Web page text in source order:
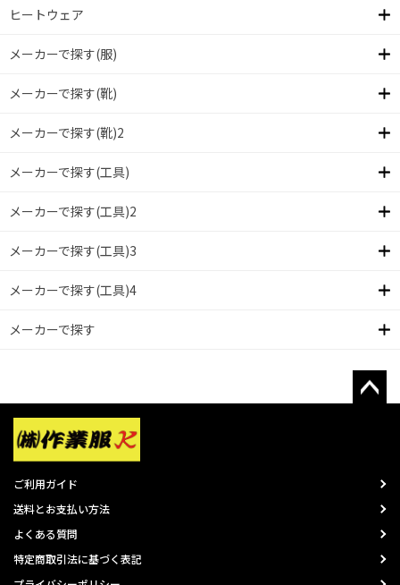
ヒートウェア
メーカーで探す(服)
メーカーで探す(靴)
メーカーで探す(靴)2
メーカーで探す(工具)
メーカーで探す(工具)2
メーカーで探す(工具)3
メーカーで探す(工具)4
メーカーで探す
ご利用ガイド
送料とお支払い方法
よくある質問
特定商取引法に基づく表記